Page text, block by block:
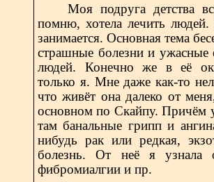
Моя подруга детства
помню, хотела лечить
занимается. Основная тема
страшные болезни и ужасные
людей. Конечно же в её
только я. Мне даже как-то
что живёт она далеко от
основном по Скайпу. Причём
там банальные грипп и
нибудь рак или редкая,
болезнь. От неё я узнала
фибромиалгии и пр.